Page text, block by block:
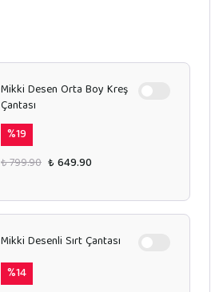
Mikki Desen Orta Boy Kreş
Çantası
%19
₺ 799.90 ₺ 649.90
Mikki Desenli Sırt Çantası
%14